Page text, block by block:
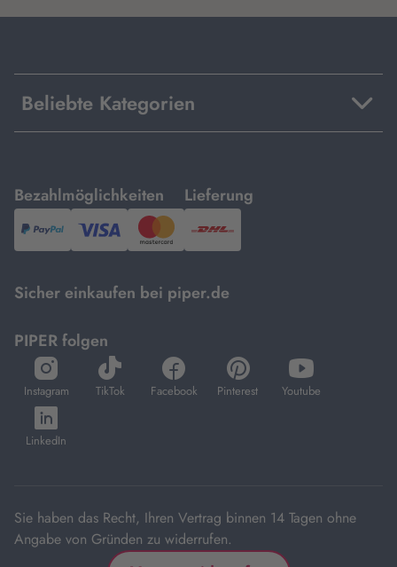
Beliebte Kategorien
Bezahlmöglichkeiten
mit
PayPal,Visa
und
Lieferung
mit
DHL.
Sicher einkaufen bei piper.de
PIPER folgen
Instagram
öffnet
in
neuem
Tab
TikTok
öffnet
in
Facebook
öffnet
in
Pinterest
öffnet
in
Youtube
öffnet
in
LinkedIn
öffnet
in
Sie haben das Recht, Ihren Vertrag binnen 14 Tagen ohne
Angabe von Gründen zu widerrufen.